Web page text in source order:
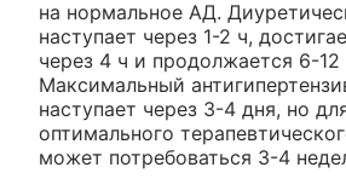
на нормальное АД.
наступает через 1-2 ч,
через 4 ч и продолжается 6-12
Максимальный
наступает через 3-4 дня, но
оптимального
может потребоваться 3-4